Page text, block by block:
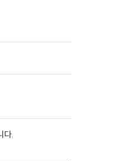
다.